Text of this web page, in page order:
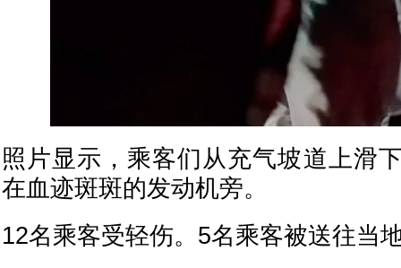
照片显示，乘客们从充气坡道上滑
在血迹斑斑的发动机旁。
12名乘客受轻伤。5名乘客被送往当